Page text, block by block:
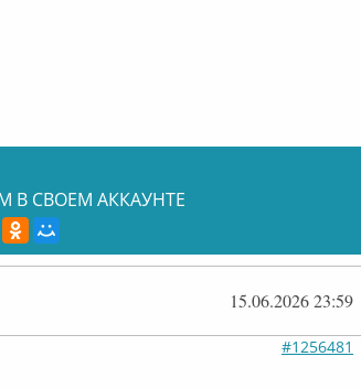
В СВОЕМ АККАУНТЕ
15.06.2026 23:59
#1256481